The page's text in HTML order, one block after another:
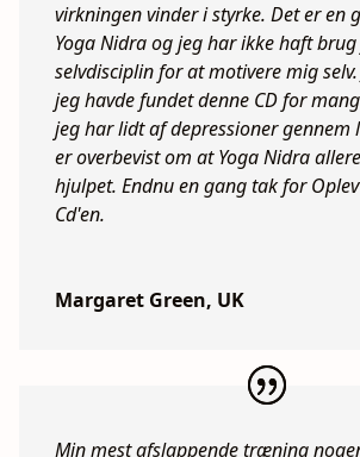
virkningen vinder i styrke. Det er en
Yoga Nidra og jeg har ikke haft
selvdisciplin for at motivere mig selv.
jeg havde fundet denne CD for
jeg har lidt af depressioner gennem
er overbevist om at Yoga Nidra
hjulpet. Endnu en gang tak for
Cd'en.
Margaret Green, UK
Min mest afslappende træning